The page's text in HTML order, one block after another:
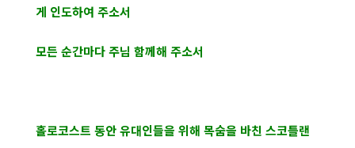
게 인도하여 주소서
모든 순간마다 주님 함께해 주소서
홀로코스트 동안 유대인들을 위해 목숨을 바친 스코틀랜